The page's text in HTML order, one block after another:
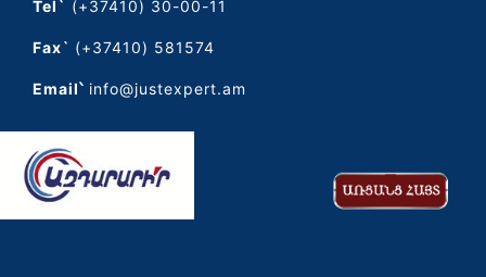
Tel` (+37410) 30-00-11
Fax` (+37410) 581574
Email՝ info@justexpert.am